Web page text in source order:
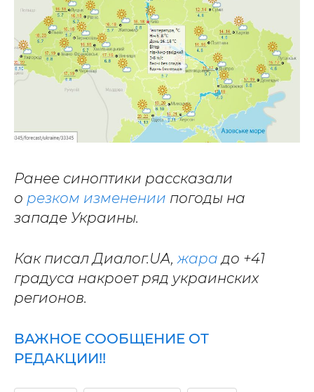
Ранее синоптики рассказали
о резком изменении погоды на
западе Украины.
Как писал Диалог.UA,жарадо +41
градуса накроет ряд украинских
регионов.
ВАЖНОЕ СООБЩЕНИЕ ОТ
РЕДАКЦИИ!!